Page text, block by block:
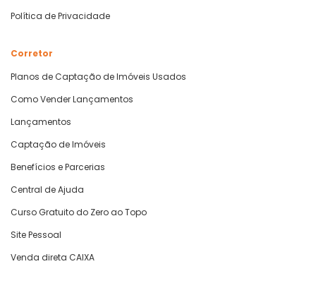
Política de Privacidade
Corretor
Planos de Captação de Imóveis Usados
Como Vender Lançamentos
Lançamentos
Captação de Imóveis
Benefícios e Parcerias
Central de Ajuda
Curso Gratuito do Zero ao Topo
Site Pessoal
Venda direta CAIXA